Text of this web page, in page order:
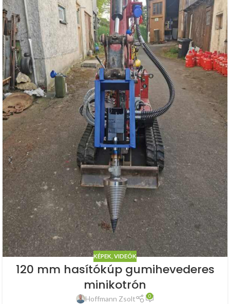
KÉPEK, VIDEÓK
120 mm hasítókúp gumihevederes
minikotrón
Hoffmann Zsolt 0